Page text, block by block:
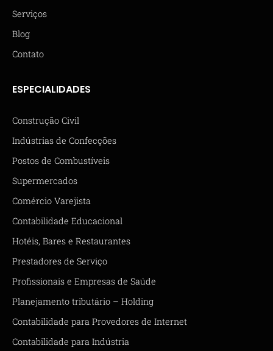
Serviços
Blog
Contato
ESPECIALIDADES
Construção Civil
Indústrias de Confecções
Postos de Combustíveis
Supermercados
Comércio Varejista
Contabilidade Educacional
Hotéis, Bares e Restaurantes
Prestadores de Serviço
Profissionais e Empresas de Saúde
Planejamento tributário – Holding
Contabilidade para Provedores de Internet
Contabilidade para Indústria